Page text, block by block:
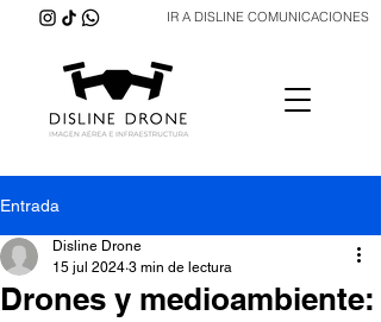
IR A DISLINE COMUNICACIONES
Entrada
Drones y medioambiente:
Disline Drone
15 jul 2024 3 min de lectura